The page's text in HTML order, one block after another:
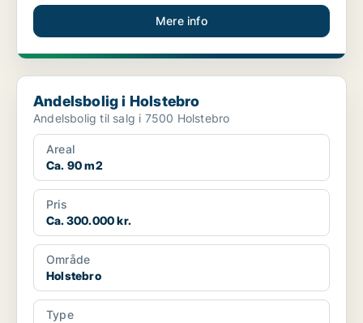
Mere info
Andelsbolig i Holstebro
Andelsbolig i Holstebro
Andelsbolig til salg i 7500 Holstebro
Areal
Ca. 90 m2
Pris
Ca. 300.000 kr.
Område
Holstebro
Type